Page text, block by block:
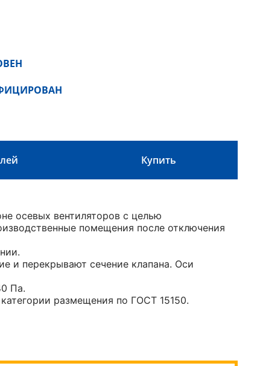
Купить
осевых вентиляторов с целью
помещения после отключения
и перекрывают сечение клапана. Оси
Па.
размещения по ГОСТ 15150.